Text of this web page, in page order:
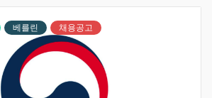
베를린 채용공고